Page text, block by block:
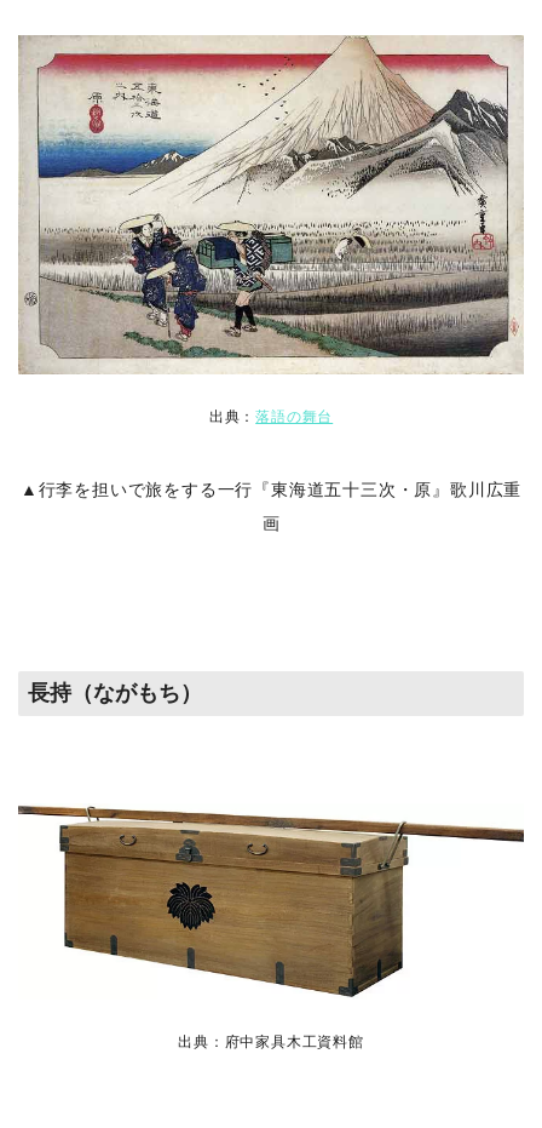
出典：落語の舞台
▲行李を担いで旅をする一行『東海道五十三次・原』歌川広重
画
長持（ながもち）
出典：府中家具木工資料館